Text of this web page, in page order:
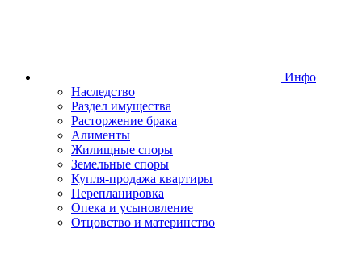
Инфо
Наследство
Раздел имущества
Расторжение брака
Алименты
Жилищные споры
Земельные споры
Купля-продажа квартиры
Перепланировка
Опека и усыновление
Отцовство и материнство